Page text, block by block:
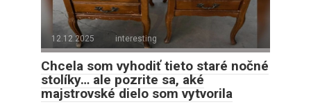
12.12.2025 interesting
Chcela som vyhodiť tieto staré nočné
stolíky… ale pozrite sa, aké
majstrovské dielo som vytvorila